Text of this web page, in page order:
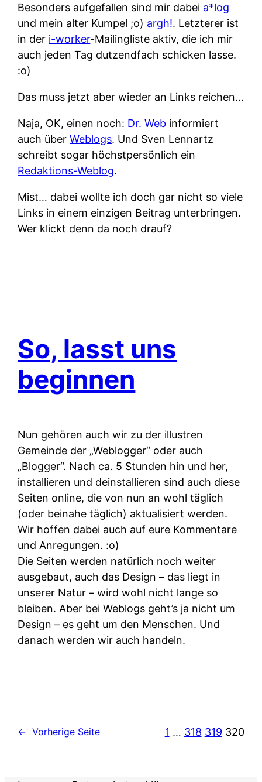
Besonders aufgefallen sind mir dabei a*log
und mein alter Kumpel ;o) argh!. Letzterer ist
in der i-worker-Mailingliste aktiv, die ich mir
auch jeden Tag dutzendfach schicken lasse.
:o)
Das muss jetzt aber wieder an Links reichen…
Naja, OK, einen noch: Dr. Web informiert
auch überWeblogs. Und Sven Lennartz
schreibt sogar höchstpersönlich ein
Redaktions-Weblog.
Mist… dabei wollte ich doch gar nicht so viele
Links in einem einzigen Beitrag unterbringen.
Wer klickt denn da noch drauf?
So, lasst uns
beginnen
Nun gehören auch wir zu der illustren
Gemeinde der „Weblogger“ oder auch
„Blogger“. Nach ca. 5 Stunden hin und her,
installieren und deinstallieren sind auch diese
Seiten online, die von nun an wohl täglich
(oder beinahe täglich) aktualisiert werden.
Wir hoffen dabei auch auf eure Kommentare
und Anregungen. :o)
Die Seiten werden natürlich noch weiter
ausgebaut, auch das Design – das liegt in
unserer Natur – wird wohl nicht lange so
bleiben. Aber bei Weblogs geht’s ja nicht um
Design – es geht um den Menschen. Und
danach werden wir auch handeln.
← Vorherige Seite 1 … 318 319 320